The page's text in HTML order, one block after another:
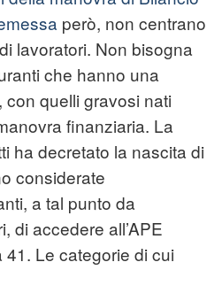
però, non centrano
lavoratori. Non bisogna
che hanno una
quelli gravosi nati
finanziaria. La
ha decretato la nascita di
considerate
a tal punto da
di accedere all’APE
Le categorie di cui